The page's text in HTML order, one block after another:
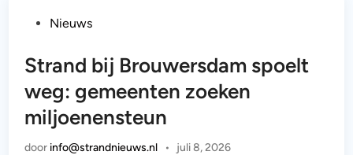
Geplaatst
Nieuws
Strand bij Brouwersdam spoelt
weg: gemeenten zoeken
miljoenensteun
door info@strandnieuws.nl • juli 8, 2026